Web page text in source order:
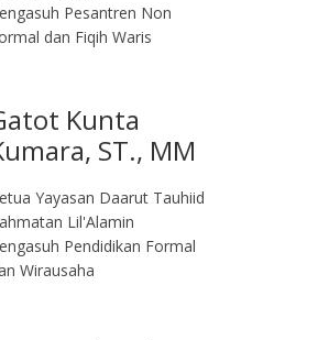
Pesantren Non
dan Fiqih Waris
Kunta
ST., MM
Yayasan Daarut Tauhiid
Lil'Alamin
Pendidikan Formal
Wirausaha